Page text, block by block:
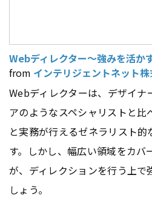
Webディレクター～強みを活か
from インテリジェントネット
Webディレクターは、デザイナ
アのようなスペシャリストと
と実務が行えるゼネラリスト
す。しかし、幅広い領域をカバ
が、ディレクションを行う上で
しょう。